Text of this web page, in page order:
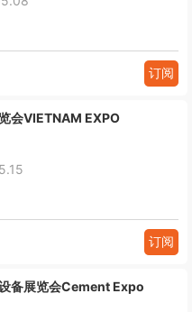
订阅
会VIETNAM EXPO
订阅
备展览会Cement Expo